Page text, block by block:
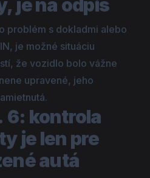
je na odpis
problém s dokladmi alebo
je možné situáciu
že vozidlo bolo vážne
upravené, jeho
6: kontrola
je len pre
autá